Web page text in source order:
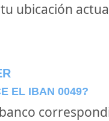
ubicación
EL IBAN 0049?